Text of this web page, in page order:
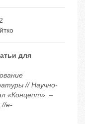
для
// Научно-
«Концепт». –
e-